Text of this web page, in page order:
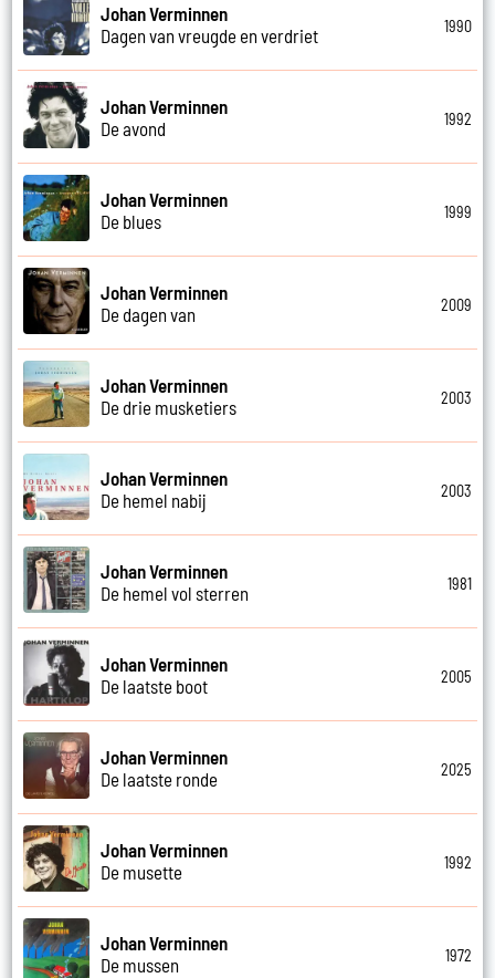
Johan Verminnen
Dagen van vreugde en verdriet
1990
Johan Verminnen
De avond
1992
Johan Verminnen
De blues
1999
Johan Verminnen
De dagen van
2009
Johan Verminnen
De drie musketiers
2003
Johan Verminnen
De hemel nabij
2003
Johan Verminnen
De hemel vol sterren
1981
Johan Verminnen
De laatste boot
2005
Johan Verminnen
De laatste ronde
2025
Johan Verminnen
De musette
1992
Johan Verminnen
De mussen
1972